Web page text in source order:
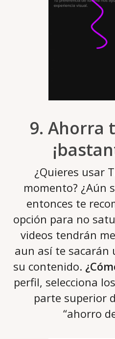
9. Ahorra
¿Quieres usar
momento? ¿Aún
entonces te
opción para no
videos tendrán
aun así te sacarán
su contenido.
perfil, selecciona
parte superior
“ahorro